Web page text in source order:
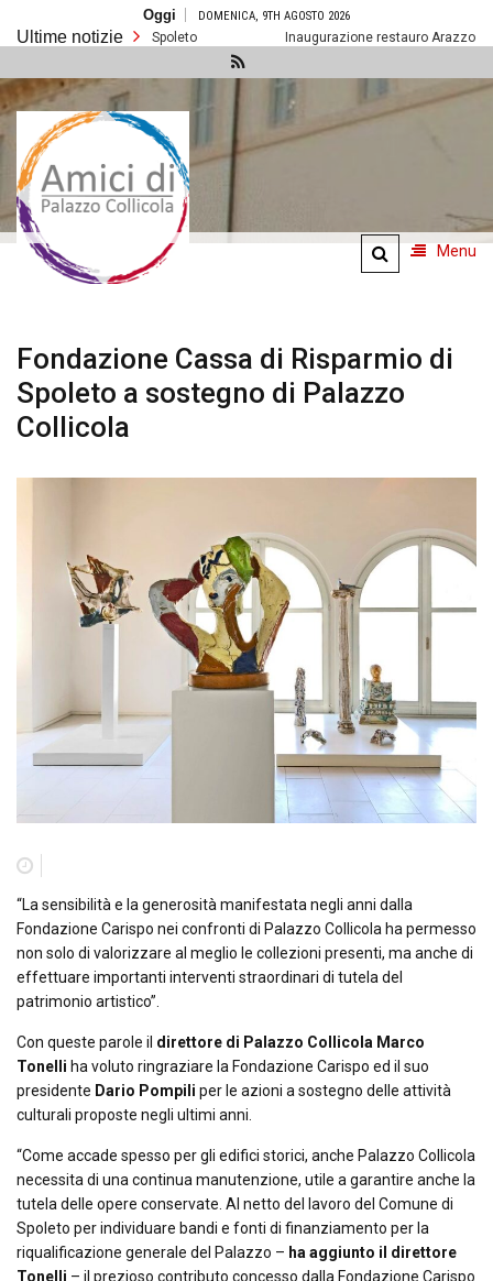
contenuto
Oggi DOMENICA, 9TH AGOSTO 2026
Ultime notizie
Prossimi eventi a Spoleto Inaugurazione restauro Arazzo della
Amici di
Palazzo
Collicola
Menu
Fondazione Cassa di Risparmio di
Spoleto a sostegno di Palazzo
Collicola
“La sensibilità e la generosità manifestata negli anni dalla
Fondazione Carispo nei confronti di Palazzo Collicola ha permesso
non solo di valorizzare al meglio le collezioni presenti, ma anche di
effettuare importanti interventi straordinari di tutela del
patrimonio artistico”.
Con queste parole il direttore di Palazzo Collicola Marco
Tonelli ha voluto ringraziare la Fondazione Carispo ed il suo
presidente Dario Pompili per le azioni a sostegno delle attività
culturali proposte negli ultimi anni.
“Come accade spesso per gli edifici storici, anche Palazzo Collicola
necessita di una continua manutenzione, utile a garantire anche la
tutela delle opere conservate. Al netto del lavoro del Comune di
Spoleto per individuare bandi e fonti di finanziamento per la
riqualificazione generale del Palazzo – ha aggiunto il direttore
Tonelli – il prezioso contributo concesso dalla Fondazione Carispo